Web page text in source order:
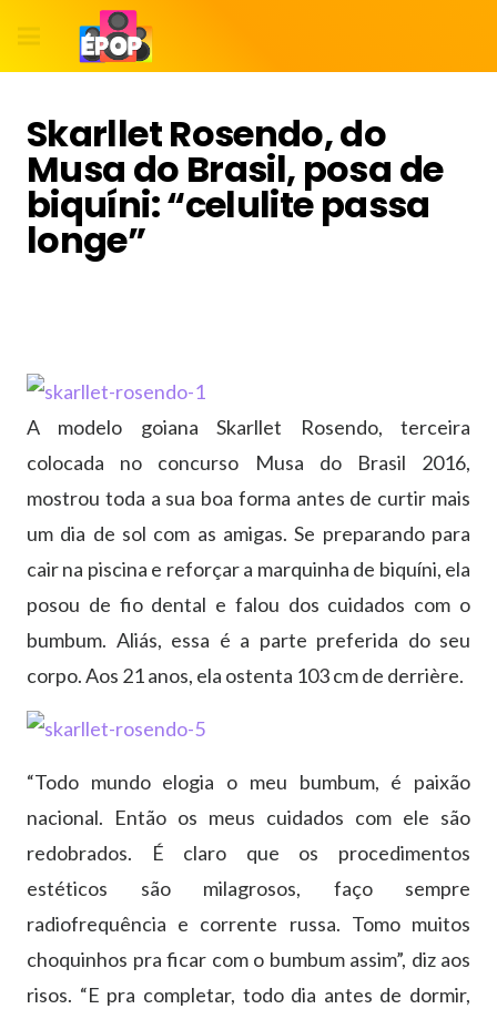
Skarllet Rosendo, do
Musa do Brasil, posa de
biquíni: “celulite passa
longe”
A modelo goiana Skarllet Rosendo, terceira
colocada no concurso Musa do Brasil 2016,
mostrou toda a sua boa forma antes de curtir mais
um dia de sol com as amigas. Se preparando para
cair na piscina e reforçar a marquinha de biquíni, ela
posou de fio dental e falou dos cuidados com o
bumbum. Aliás, essa é a parte preferida do seu
corpo. Aos 21 anos, ela ostenta 103 cm de derrière.
“Todo mundo elogia o meu bumbum, é paixão
nacional. Então os meus cuidados com ele são
redobrados. É claro que os procedimentos
estéticos são milagrosos, faço sempre
radiofrequência e corrente russa. Tomo muitos
choquinhos pra ficar com o bumbum assim”, diz aos
risos. “E pra completar, todo dia antes de dormir,